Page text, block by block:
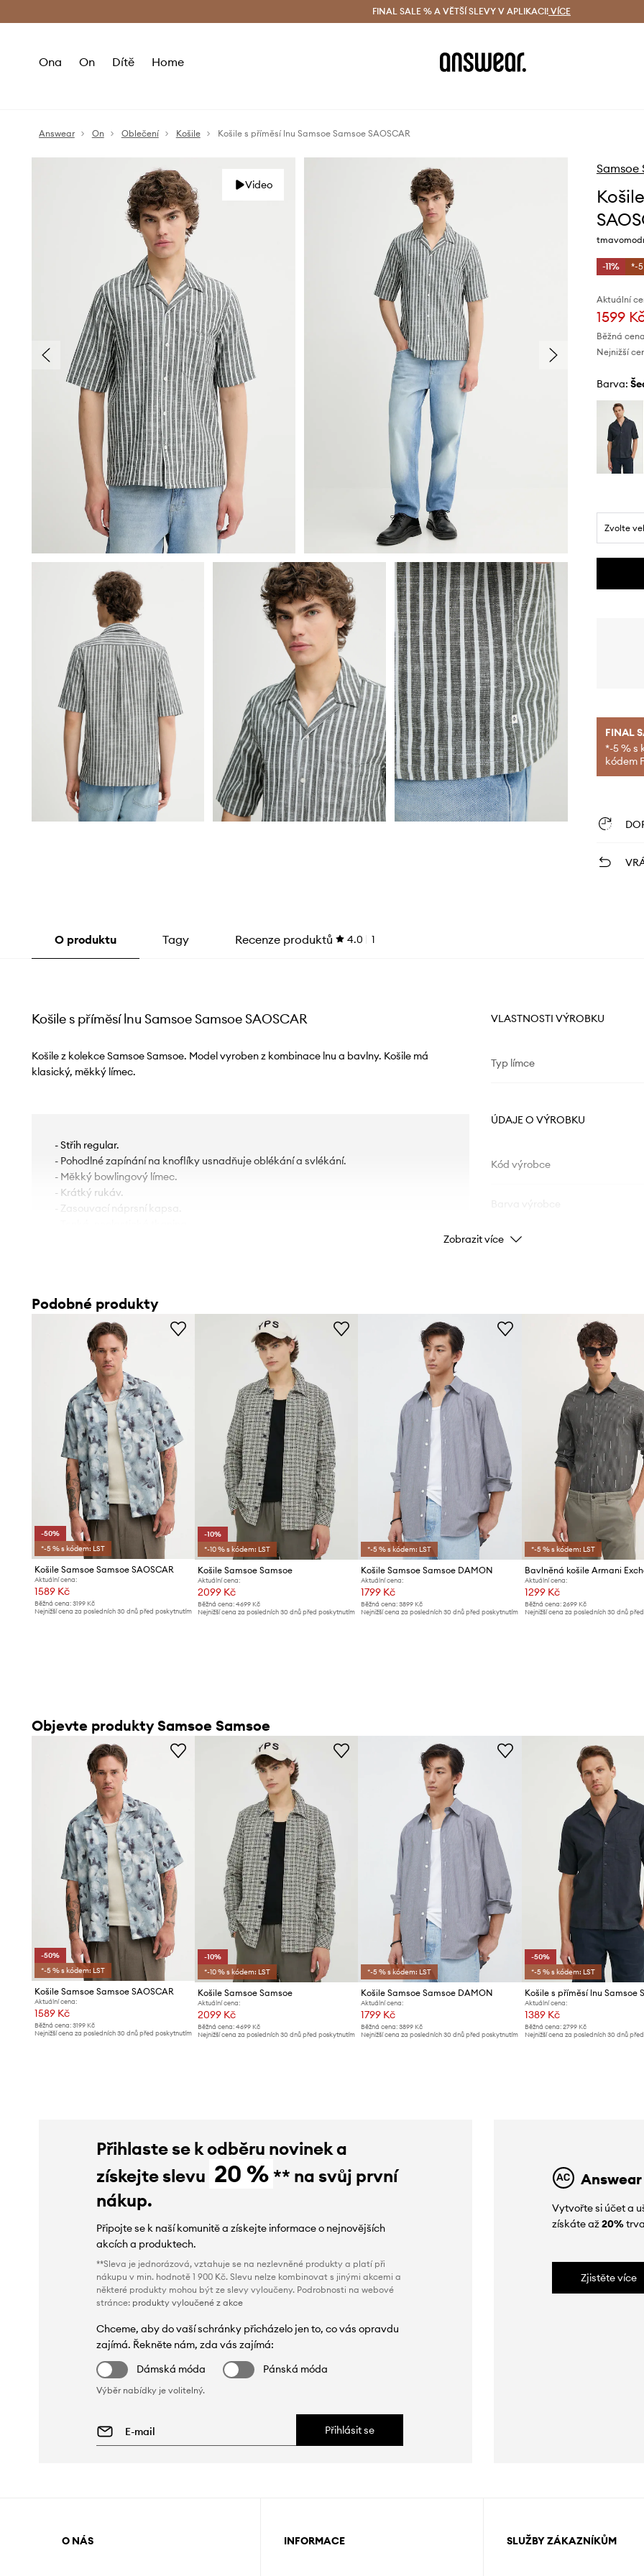
Doručení a vrácení zdarma (od 1800 Kč) Doručení i do 24 h
FINAL SALE % A VĚTŠÍ SLEVY V APLIKACI! VÍCE
Ona On Dítě Home
Answear On Oblečení Košile Košile s příměsí lnu Samsoe Samsoe SAOSCAR
Video
Samsoe
-11% *-
Aktuální
1599
Běžná
Nejnižší
Barva:
Zvolte
FINAL
*-5 % s
kódem
O produktu Tagy Recenze produktů 4.0 1
Košile s příměsí lnu Samsoe Samsoe SAOSCAR
Košile z kolekce Samsoe Samsoe. Model vyroben z kombinace lnu a bavlny. Košile má
klasický, měkký límec.
- Střih regular.
- Pohodlné zapínání na knoflíky usnadňuje oblékání a svlékání.
- Měkký bowlingový límec.
- Krátký rukáv.
- Zasouvací náprsní kapsa.
VLASTNOSTI VÝROBKU
Typ límce
ÚDAJE O VÝROBKU
Kód výrobce
Barva
ID produktu
Zobrazit více
Podobné produkty
-50%
*-5 % s kódem: LST
Košile Samsoe Samsoe SAOSCAR
Aktuální cena:
1589 Kč
Běžná cena: 3199 Kč
Nejnižší cena za posledních 30 dnů před poskytnutím
-10%
*-10 % s kódem: LST
Košile Samsoe Samsoe
Aktuální cena:
2099 Kč
Běžná cena:4699 Kč
Nejnižší cena za posledních 30 dnů před poskytnutím
*-5 % s kódem: LST
Košile Samsoe Samsoe DAMON
Aktuální cena:
1799 Kč
Běžná cena: 3899 Kč
Nejnižší cena za posledních 30 dnů před poskytnutím
*-5 % s kódem: LST
Bavlněná košile Armani
Aktuální cena:
1299 Kč
Běžná cena: 2699 Kč
Nejnižší cena za posledních 30 dnů
Objevte produkty Samsoe Samsoe
-50%
*-5 % s kódem: LST
Košile Samsoe Samsoe SAOSCAR
Aktuální cena:
1589 Kč
Běžná cena: 3199 Kč
Nejnižší cena za posledních 30 dnů před poskytnutím
-10%
*-10 % s kódem: LST
Košile Samsoe Samsoe
Aktuální cena:
2099 Kč
Běžná cena:4699 Kč
Nejnižší cena za posledních 30 dnů před poskytnutím
*-5 % s kódem: LST
Košile Samsoe Samsoe DAMON
Aktuální cena:
1799 Kč
Běžná cena: 3899 Kč
Nejnižší cena za posledních 30 dnů před poskytnutím
-50%
*-5 % s kódem: LST
Aktuální cena:
1389 Kč
Běžná cena: 2799 Kč
Nejnižší cena za posledních 30 dnů
Přihlaste se k odběru novinek a
získejte slevu 20 % ** na svůj první
nákup.
Připojte se k naší komunitě a získejte informace o nejnovějších
akcích a produktech.
**Sleva je jednorázová, vztahuje se na nezlevněné produkty a platí při
nákupu v min. hodnotě 1 900 Kč. Slevu nelze kombinovat s jinými akcemi a
některé produkty mohou být ze slevy vyloučeny. Podrobnosti na webové
stránce: produkty vyloučené z akce
Chceme, aby do vaší schránky přicházelo jen to, co vás opravdu
zajímá. Řekněte nám, zda vás zajímá:
Dámská móda
Pánská móda
Výběr nabídky je volitelný.
Přihlásit se
Vytvořte si účet a
získáte až20%
Zjistěte více
O NÁS INFORMACE SLUŽBY ZÁKAZNÍKŮM